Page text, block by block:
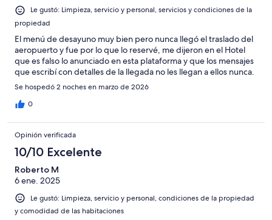
Le gustó: Limpieza, servicio y personal, servicios y condiciones de la
propiedad
El menú de desayuno muy bien pero nunca llegó el traslado del
aeropuerto y fue por lo que lo reservé, me dijeron en el Hotel
que es falso lo anunciado en esta plataforma y que los mensajes
que escribí con detalles de la llegada no les llegan a ellos nunca.
Se hospedó 2 noches en marzo de 2026
0
Opinión verificada
10/10 Excelente
Roberto M
6 ene. 2025
Le gustó: Limpieza, servicio y personal, condiciones de la propiedad
y comodidad de las habitaciones